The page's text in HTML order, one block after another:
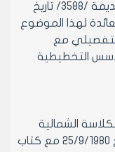
25/9/1980 مع كتاب مديرية المدينة القديمة /3588/ تاريخ
العائدة لهذا الموضوع
مع
التخطيطية
الكلاسة الشمالية
المصدقة بالقرار الوزاري رقم /1360/ تاريخ 25/9/1980 مع كتاب